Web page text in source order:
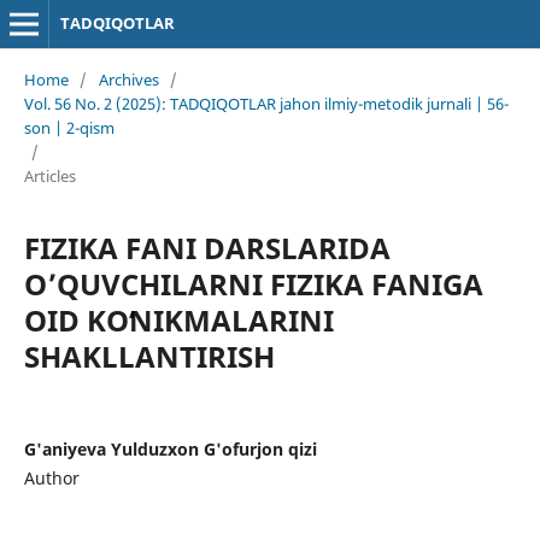
TADQIQOTLAR
Home / Archives /
Vol. 56 No. 2 (2025): TADQIQOTLAR jahon ilmiy-metodik jurnali | 56-
son | 2-qism
/
Articles
FIZIKA FANI DARSLARIDA
O’QUVCHILARNI FIZIKA FANIGA
OID KOʻNIKMALARINI
SHAKLLANTIRISH
G'aniyeva Yulduzxon G'ofurjon qizi
Author